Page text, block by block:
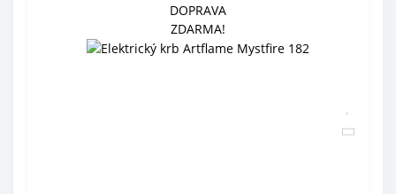
DOPRAVA
ZDARMA!